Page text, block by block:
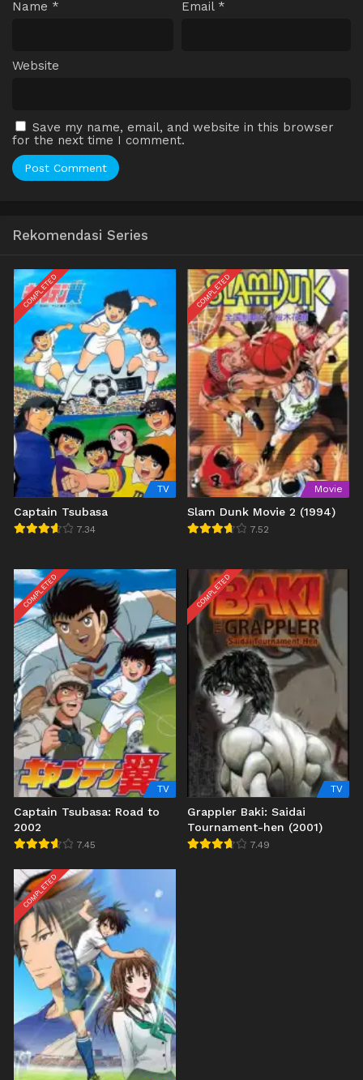
Name * Email *
Website
Save my name, email, and website in this browser
for the next time I comment.
Rekomendasi Series
COMPLETED
TV
Captain Tsubasa
7.34
COMPLETED
Movie
Slam Dunk Movie 2 (1994)
7.52
COMPLETED
TV
Captain Tsubasa: Road to
2002
7.45
COMPLETED
TV
Grappler Baki: Saidai
Tournament-hen (2001)
7.49
COMPLETED